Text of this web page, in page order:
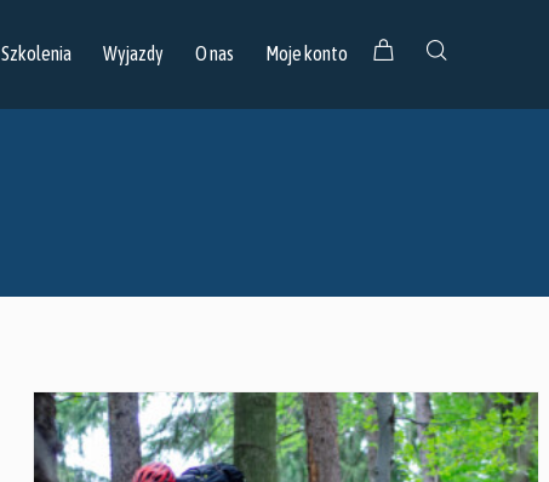
Szkolenia Wyjazdy O nas Moje konto